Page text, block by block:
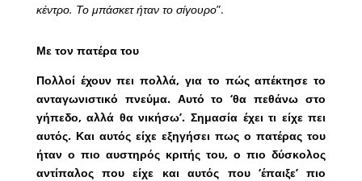
κέντρο. Το μπάσκετ ήταν το σίγουρο”.
Με τον πατέρα του
Πολλοί έχουν πει πολλά, για το πώς απέκτησε το
ανταγωνιστικό πνεύμα. Αυτό το ‘θα πεθάνω στο
γήπεδο, αλλά θα νικήσω’. Σημασία έχει τι είχε πει
αυτός. Και αυτός είχε εξηγήσει πως ο πατέρας του
ήταν ο πιο αυστηρός κριτής του, ο πιο δύσκολος
αντίπαλος που είχε και αυτός που ‘έπαιξε’ πιο